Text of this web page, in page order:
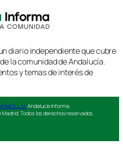
diario independiente que cubre
la comunidad de Andalucía.
y temas de interés de
S.L.U. Andalucía Informa.
Todos los derechos reservados.